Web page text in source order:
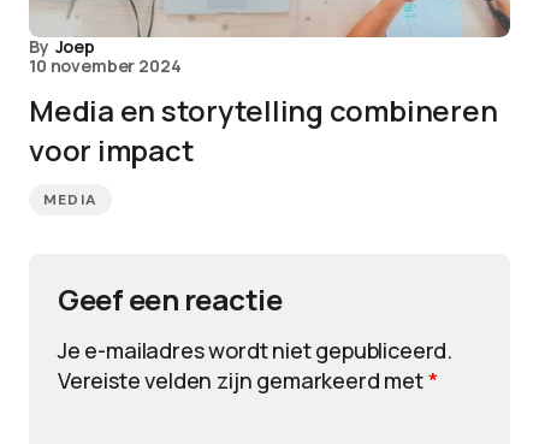
By Joep
10 november 2024
Media en storytelling combineren
voor impact
MEDIA
Geef een reactie
Je e-mailadres wordt niet gepubliceerd.
Vereiste velden zijn gemarkeerd met*